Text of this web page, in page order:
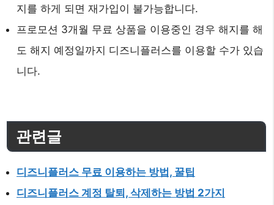
지를 하게 되면 재가입이 불가능합니다.
프로모션 3개월 무료 상품을 이용중인 경우 해지를 해
도 해지 예정일까지 디즈니플러스를 이용할 수가 있습
니다.
관련글
디즈니플러스 무료 이용하는 방법, 꿀팁
디즈니플러스 계정 탈퇴, 삭제하는 방법 2가지